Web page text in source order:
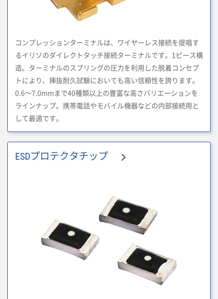
コンプレッションターミナルは、ワイヤーレス接続を提唱す
るイリソのダイレクトタッチ接続ターミナルです。1ピース構
造。ターミナルのスプリングの圧力を利用した脱着コンセプ
トにより、挿抜耐久試験においても高い信頼性を誇ります。
0.6～7.0mmまで40種類以上の豊富な高さバリエーションを
ラインナップ。携帯電話やモバイル機器などの内部接続用と
して最適です。
ESDプロテクタチップ